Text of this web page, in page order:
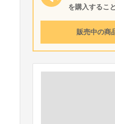
を購入するこ
販売中の商